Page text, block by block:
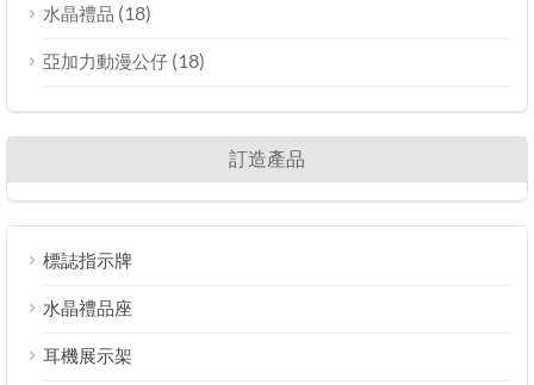
水晶禮品 (18)
亞加力動漫公仔 (18)
訂造產品
標誌指示牌
水晶禮品座
耳機展示架